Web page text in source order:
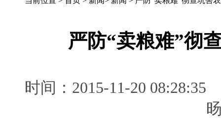
严防“卖粮难”彻
时间：2015-11-20